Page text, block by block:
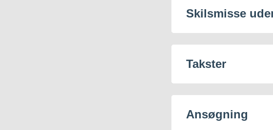
Skilsmisse
Takster
Ansøgning